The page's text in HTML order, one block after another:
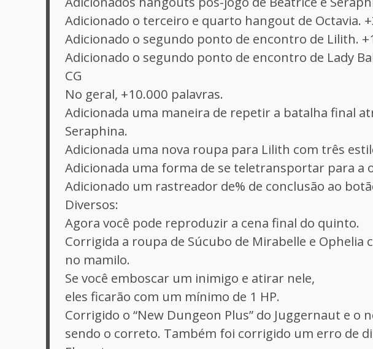
Adicionado o terceiro e quarto hangout de Octavia.
Adicionado o segundo ponto de encontro de Lilith.
Adicionado o segundo ponto de encontro de Lady
CG
No geral, +10.000 palavras.
Adicionada uma maneira de repetir a batalha final
Seraphina.
Adicionada uma nova roupa para Lilith com três
Adicionada uma forma de se teletransportar para a
Adicionado um rastreador de% de conclusão ao
Diversos:
Agora você pode reproduzir a cena final do quinto.
Corrigida a roupa de Súcubo de Mirabelle e Ophelia
no mamilo.
Se você emboscar um inimigo e atirar nele,
eles ficarão com um mínimo de 1 HP.
Corrigido o “New Dungeon Plus” do Juggernaut e o
sendo o correto. Também foi corrigido um erro de